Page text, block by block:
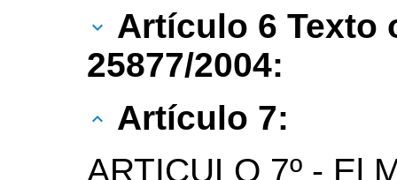
Artículo 6 Texto
25877/2004:
Artículo 7:
ARTICULO 7º - El